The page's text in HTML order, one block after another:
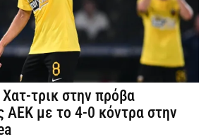
Χατ-τρικ στην πρόβα
ΑΕΚ με το 4-0 κόντρα στην